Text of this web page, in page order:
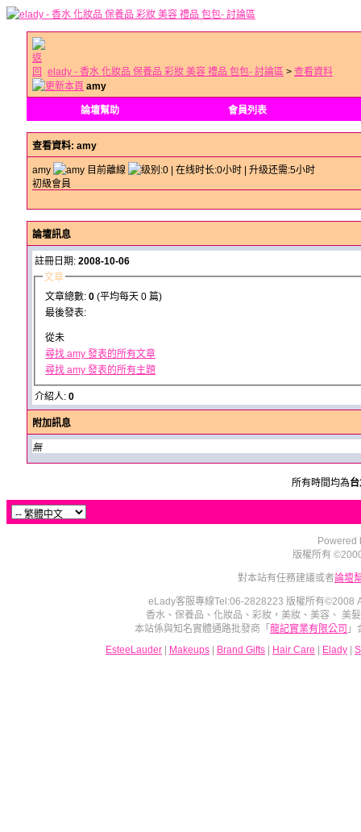
elady - 香水 化妝品 保養品 彩妝 美容 禮品 包包- 討論區 > 查看資料
amy
論壇幫助 會員列表
查看資料: amy
amy
初級會員
論壇訊息
註冊日期: 2008-10-06
文章
文章總數: 0 (平均每天 0 篇)
最後發表:
從未
尋找 amy 發表的所有文章
尋找 amy 發表的所有主題
介紹人: 0
附加訊息
無
所有時間均為
Powered
版權所有
對本站有任務建議或者論壇
eLady客服專線Tel:06-2828223 版權所有©2008
香水、保養品、化妝品、彩妝，美妝、美容、 美
本站係與知名實體通路批發商「 龍記實業有限公司
EsteeLauder
Makeups Brand Gifts Hair Care Elady